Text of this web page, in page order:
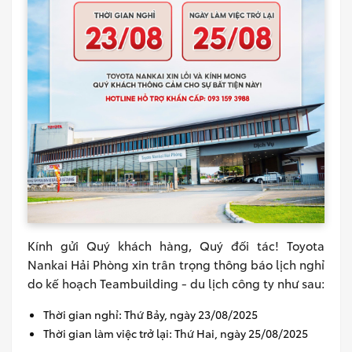
Kính gửi Quý khách hàng, Quý đối tác! Toyota
Nankai Hải Phòng xin trân trọng thông báo lịch nghỉ
do kế hoạch Teambuilding - du lịch công ty như sau:
Thời gian nghỉ: Thứ Bảy, ngày 23/08/2025
Thời gian làm việc trở lại: Thứ Hai, ngày 25/08/2025